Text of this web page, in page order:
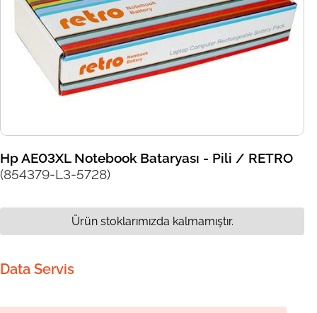
Hp AE03XL Notebook Bataryası - Pili / RETRO
(854379-L3-5728)
Data Servis
Ürün stoklarımızda kalmamıştır.